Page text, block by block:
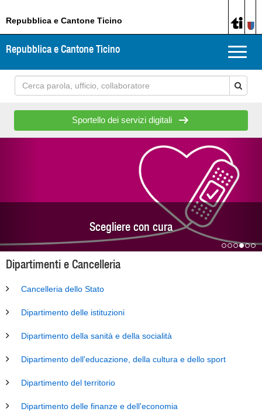
Repubblica e Cantone Ticino
Toggle
Repubblica e Cantone Ticino
Sportello dei servizi digitali
Scegliere con cura
Dipartimenti e Cancelleria
Cancelleria dello Stato
Dipartimento delle istituzioni
Dipartimento della sanità e della socialità
Dipartimento dell'educazione, della cultura e dello sport
Dipartimento del territorio
Dipartimento delle finanze e dell'economia